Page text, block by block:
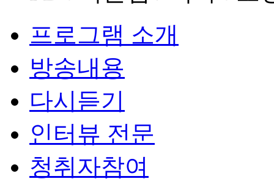
프로그램 소개
방송내용
다시듣기
인터뷰 전문
청취자참여